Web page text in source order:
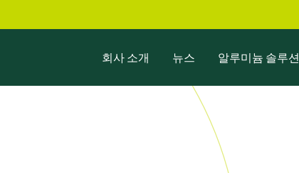
회사 소개 뉴스 알루미늄 솔루션